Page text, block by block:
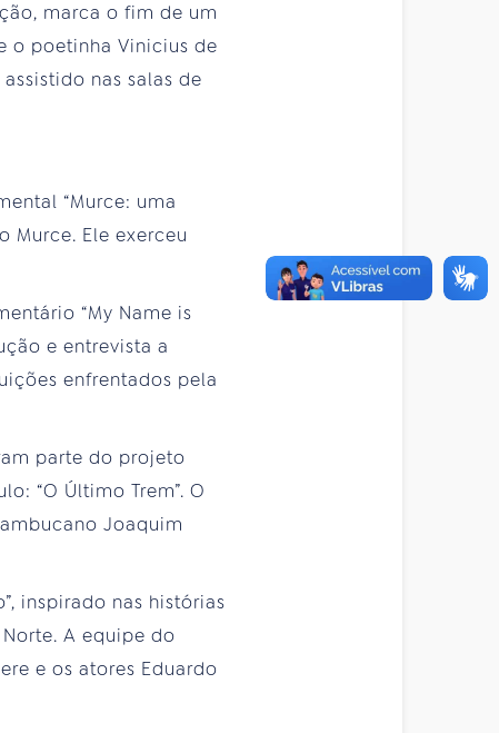
marca o fim de um
o poetinha Vinicius de
nas salas de
“Murce: uma
Murce. Ele exerceu
“My Name is
e entrevista a
enfrentados pela
parte do projeto
“O Último Trem”. O
Joaquim
inspirado nas histórias
A equipe do
e os atores Eduardo